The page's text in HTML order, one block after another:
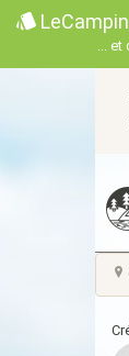
... et